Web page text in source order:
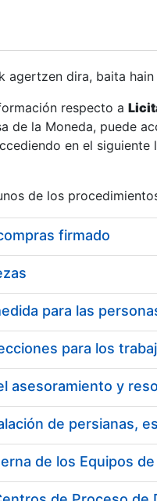
dira, baita
respecto a
de la Moneda, puede
en el siguiente
de los
firmado
de persianas,